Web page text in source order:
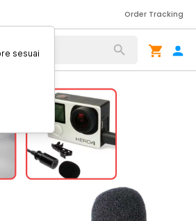
Order Tracking
sesuai